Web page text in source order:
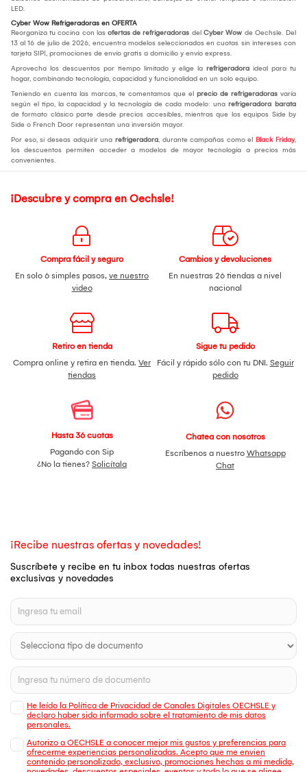
LED.
Cyber Wow Refrigeradoras en OFERTA
Reorganiza tu cocina con las ofertas de refrigeradoras del Cyber Wow de Oechsle. Del
13 al 16 de julio de 2026, encuentra modelos seleccionados en cuotas sin intereses con
tarjeta SIP!, promociones de envío gratis a domicilio y envío express.
Aprovecha los descuentos por tiempo limitado y elige la refrigeradora ideal para tu
hogar, combinando tecnología, capacidad y funcionalidad en un solo equipo.
Teniendo en cuenta las marcas, te comentamos que el precio de refrigeradoras varía
según el tipo, la capacidad y la tecnología de cada modelo: una refrigeradora barata
de formato clásico parte desde precios accesibles, mientras que los equipos Side by
Side o French Door representan una inversión mayor.
Por eso, si deseas adquirir una refrigeradora, durante campañas como el Black Friday,
los descuentos permiten acceder a modelos de mayor tecnología a precios más
convenientes.
¡Descubre y compra en Oechsle!
Compra fácil y seguro
En solo 6 simples pasos, ve nuestro
video
Cambios y devoluciones
En nuestras 26 tiendas a nivel
nacional
Retiro en tienda
Compra online y retira en tienda. Ver
tiendas
Sigue tu pedido
Fácil y rápido sólo con tu DNI. Seguir
pedido
Hasta 36 cuotas
Pagando con Sip
¿No la tienes? Solicítala
Chatea con nosotros
Escríbenos a nuestro Whatsapp
Chat
¡Recibe nuestras ofertas y novedades!
Suscríbete y recibe en tu inbox todas nuestras ofertas
exclusivas y novedades
He leído la Política de Privacidad de Canales Digitales OECHSLE y
declaro haber sido informado sobre el tratamiento de mis datos
personales.
Autorizo a OECHSLE a conocer mejor mis gustos y preferencias para
ofrecerme experiencias personalizadas. Acepto que me envien
contenido personalizado, exclusivo, promociones hechas a mi medida,